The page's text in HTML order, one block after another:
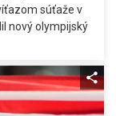
súťaže v
nový olympijský